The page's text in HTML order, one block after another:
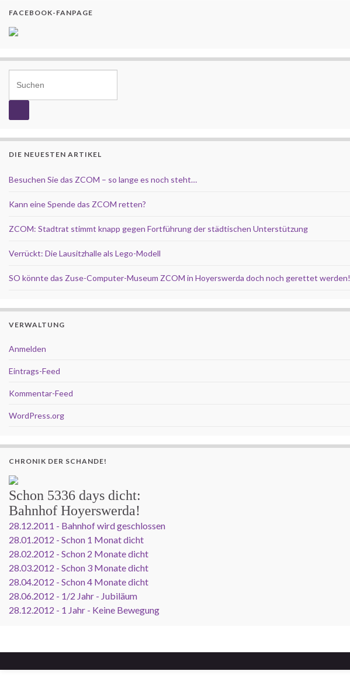
FACEBOOK-FANPAGE
DIE NEUESTEN ARTIKEL
Besuchen Sie das ZCOM – so lange es noch steht…
Kann eine Spende das ZCOM retten?
ZCOM: Stadtrat stimmt knapp gegen Fortführung der städtischen Unterstützung
Verrückt: Die Lausitzhalle als Lego-Modell
SO könnte das Zuse-Computer-Museum ZCOM in Hoyerswerda doch noch gerettet werden!
VERWALTUNG
Anmelden
Eintrags-Feed
Kommentar-Feed
WordPress.org
CHRONIK DER SCHANDE!
Schon 5336 days dicht:
Bahnhof Hoyerswerda!
28.12.2011 - Bahnhof wird geschlossen
28.01.2012 - Schon 1 Monat dicht
28.02.2012 - Schon 2 Monate dicht
28.03.2012 - Schon 3 Monate dicht
28.04.2012 - Schon 4 Monate dicht
28.06.2012 - 1/2 Jahr - Jubiläum
28.12.2012 - 1 Jahr - Keine Bewegung